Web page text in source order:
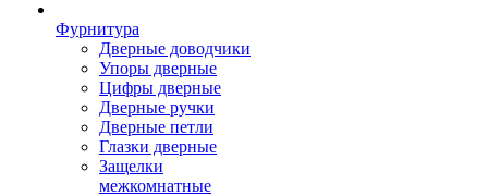
Фурнитура
Дверные доводчики
Упоры дверные
Цифры дверные
Дверные ручки
Дверные петли
Глазки дверные
Защелки
межкомнатные